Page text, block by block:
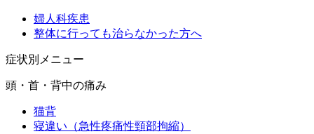
婦人科疾患
整体に行っても治らなかった方へ
症状別メニュー
頭・首・背中の痛み
猫背
寝違い（急性疼痛性頸部拘縮）